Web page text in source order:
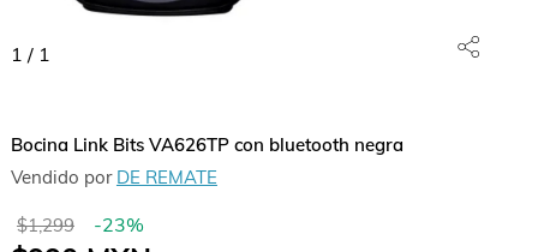
1 / 1
Bocina Link Bits VA626TP con bluetooth negra
Vendido por DE REMATE
$1,299 -23%